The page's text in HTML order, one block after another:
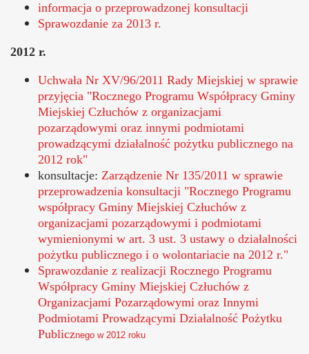
informacja o przeprowadzonej konsultacji
Sprawozdanie za 2013 r.
2012 r.
Otworzy
się
w
nowym
oknie
Uchwała Nr XV/96/2011 Rady Miejskiej w sprawie
przyjęcia "Rocznego Programu Współpracy Gminy
Miejskiej Człuchów z organizacjami
pozarządowymi oraz innymi podmiotami
prowadzącymi działalność pożytku publicznego na
2012 rok"
konsultacje: Otworzy
się
w
nowym
oknie
Zarządzenie Nr 135/2011 w sprawie
przeprowadzenia konsultacji "Rocznego Programu
współpracy Gminy Miejskiej Człuchów z
organizacjami pozarządowymi i podmiotami
wymienionymi w art. 3 ust. 3 ustawy o działalności
pożytku publicznego i o wolontariacie na 2012 r."
Sprawozdanie z realizacji Rocznego Programu
Współpracy Gminy Miejskiej Człuchów z
Organizacjami Pozarządowymi oraz Innymi
Podmiotami Prowadzącymi Działalność Pożytku
Publicznego w 2012 roku